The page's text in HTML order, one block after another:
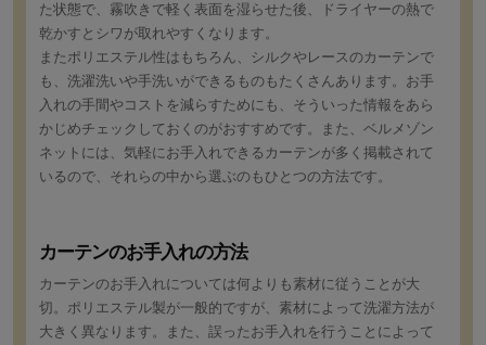
た状態で、霧吹きで軽く表面を湿らせた後、ドライヤーの熱で
乾かすとシワが取れやすくなります。
またポリエステル性はもちろん、シルクやレースのカーテンで
も、洗濯洗いや手洗いができるものもたくさんあります。お手
入れの手間やコストを減らすためにも、そういった情報をあら
かじめチェックしておくのがおすすめです。また、ベルメゾン
ネットには、気軽にお手入れできるカーテンが多く掲載されて
いるので、それらの中から選ぶのもひとつの方法です。
カーテンのお手入れの方法
カーテンのお手入れについては何よりも素材に従うことが大
切。ポリエステル製が一般的ですが、素材によって洗濯方法が
大きく異なります。また、誤ったお手入れを行うことによって